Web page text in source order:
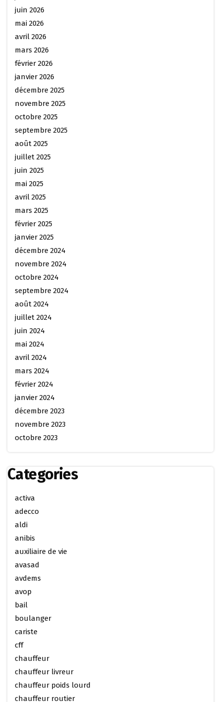
juin 2026
mai 2026
avril 2026
mars 2026
février 2026
janvier 2026
décembre 2025
novembre 2025
octobre 2025
septembre 2025
août 2025
juillet 2025
juin 2025
mai 2025
avril 2025
mars 2025
février 2025
janvier 2025
décembre 2024
novembre 2024
octobre 2024
septembre 2024
août 2024
juillet 2024
juin 2024
mai 2024
avril 2024
mars 2024
février 2024
janvier 2024
décembre 2023
novembre 2023
octobre 2023
Categories
activa
adecco
aldi
anibis
auxiliaire de vie
avasad
avdems
avop
bail
boulanger
cariste
cff
chauffeur
chauffeur livreur
chauffeur poids lourd
chauffeur routier